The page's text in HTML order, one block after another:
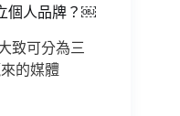
個人品牌？￼
致可分為三
的媒體